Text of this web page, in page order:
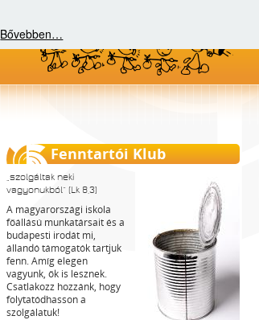
Bővebben…
Fenntartói Klub
szolgáltak neki
vagyonukból
(Lk 8,3)
A magyarországi iskola
főállású munkatársait és a
budapesti irodát mi,
állandó támogatók tartjuk
fenn. Amíg elegen
vagyunk, ők is lesznek.
Csatlakozz hozzánk, hogy
folytatódhasson a
szolgálatuk!